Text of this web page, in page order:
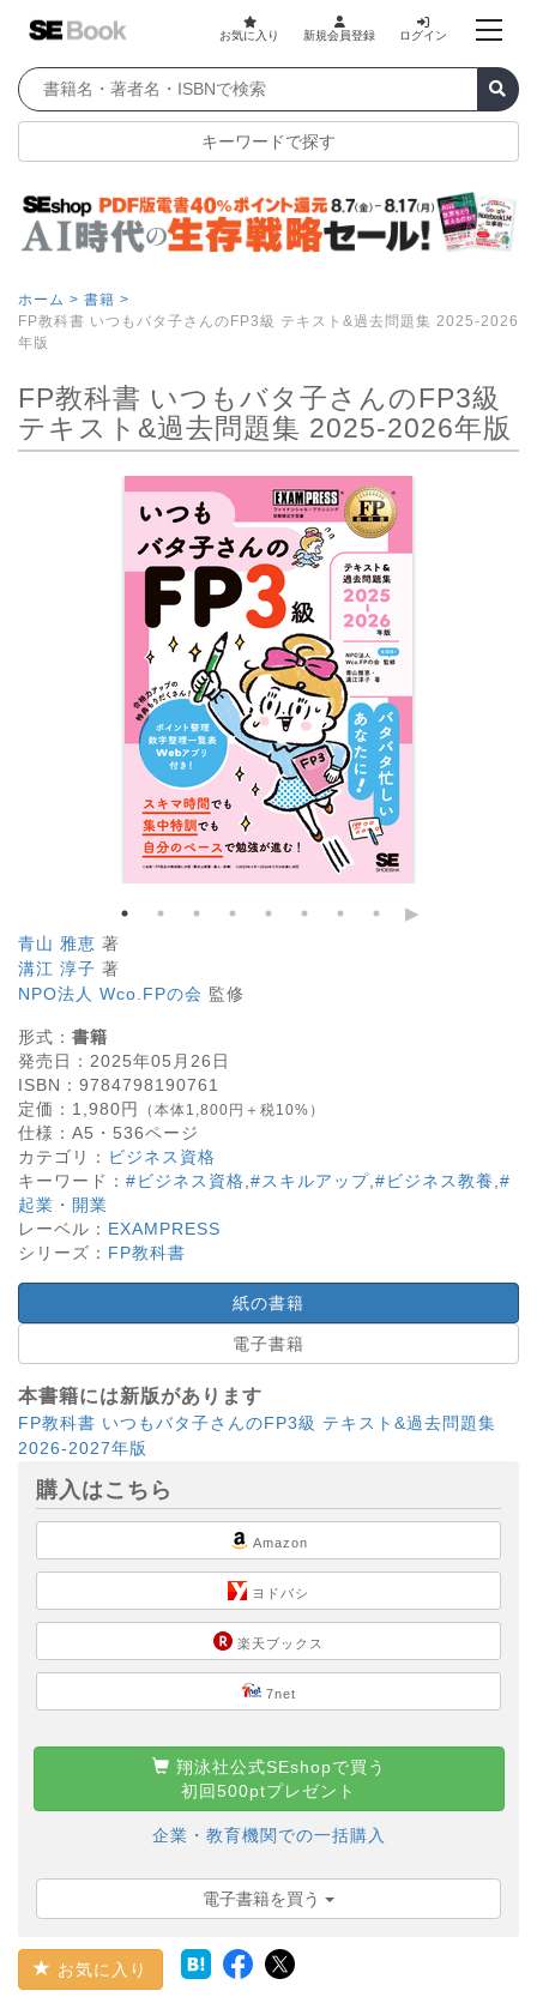
お気に入り 新規会員登録 ログイン
キーワードで探す
ホーム > 書籍 >
FP教科書 いつもバタ子さんのFP3級 テキスト&過去問題集 2025-2026
年版
FP教科書 いつもバタ子さんのFP3級
テキスト&過去問題集 2025-2026年版
青山 雅恵 著
溝江 淳子 著
NPO法人 Wco.FPの会 監修
形式： 書籍
発売日： 2025年05月26日
ISBN： 9784798190761
定価： 1,980円 （本体1,800円＋税10%）
仕様： A5・ 536ページ
カテゴリ： ビジネス資格
キーワード： #ビジネス資格 #スキルアップ #ビジネス教養 #
起業・開業
レーベル： EXAMPRESS
シリーズ： FP教科書
紙の書籍
電子書籍
本書籍には新版があります
FP教科書 いつもバタ子さんのFP3級 テキスト&過去問題集
2026-2027年版
購入はこちら
Amazon
ヨドバシ
楽天ブックス
7net
翔泳社公式SEshopで買う
初回500ptプレゼント
企業・教育機関での一括購入
電子書籍を買う
お気に入り